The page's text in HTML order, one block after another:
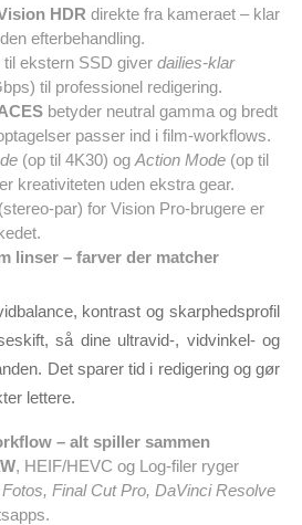
HDR direkte fra kameraet – klar
efter­behandling.
til ekstern SSD giver dailies-klar
til professionel redigering.
betyder neutral gamma og bredt
passer ind i film-workflows.
(op til 4K30) og Action Mode (op til
kreativiteten uden ekstra gear.
(stereo-par) for Vision Pro-brugere er
linser – farver der matcher
kontrast og skarphedsprofil
så dine ultravid-, vidvinkel- og
Det sparer tid i redigering og gør
lettere.
– alt spiller sammen
, HEIF/HEVC og Log-filer ryger
Fotos, Final Cut Pro, DaVinci Resolve